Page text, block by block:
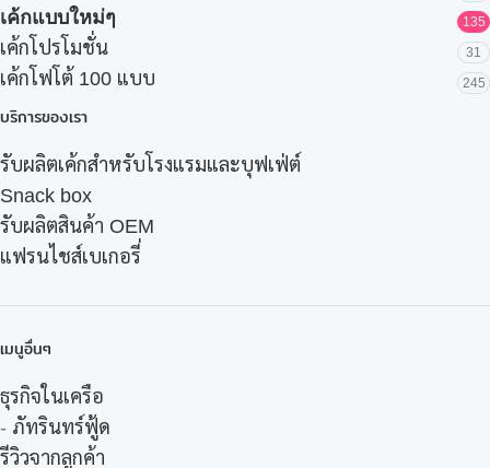
เค้กแบบใหม่ๆ 135
เค้กโปรโมชั่น 31
เค้กโฟโต้ 100 แบบ 245
บริการของเรา
รับผลิตเค้กสำหรับโรงแรมและบุฟเฟ่ต์
Snack box
รับผลิตสินค้า OEM
แฟรนไชส์เบเกอรี่
เมนูอื่นๆ
ธุรกิจในเครือ
- ภัทรินทร์ฟู้ด
รีวิวจากลูกค้า